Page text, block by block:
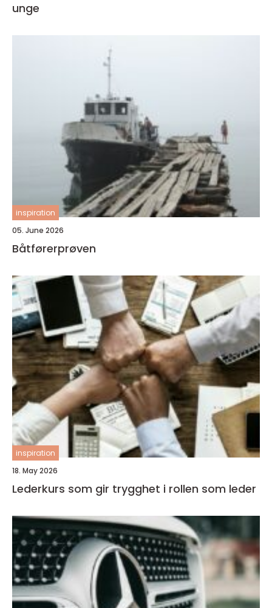
unge
inspiration
05. June 2026
Båtførerprøven
inspiration
18. May 2026
Lederkurs som gir trygghet i rollen som leder